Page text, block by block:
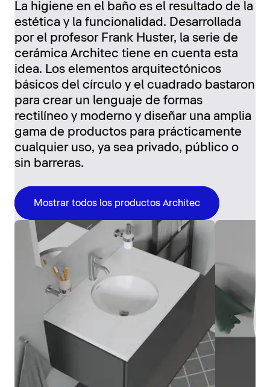
La higiene en el baño es el resultado de la
estética y la funcionalidad. Desarrollada
por el profesor Frank Huster, la serie de
cerámica Architec tiene en cuenta esta
idea. Los elementos arquitectónicos
básicos del círculo y el cuadrado bastaron
para crear un lenguaje de formas
rectilíneo y moderno y diseñar una amplia
gama de productos para prácticamente
cualquier uso, ya sea privado, público o
sin barreras.
Mostrar todos los productos Architec